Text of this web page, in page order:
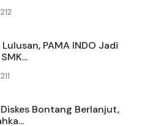
212
PAMA INDO Jadi
211
Bontang Berlanjut,